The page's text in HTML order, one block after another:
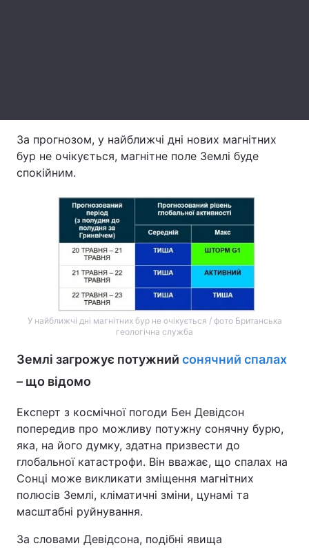
Тема оформлення
За прогнозом, у найближчі дні нових магнітних
бур не очікується, магнітне поле Землі буде
спокійним.
У найближчі дні магнітних бур не очікується / фото Британська
геологічна служба
Землі загрожує потужний сонячний спалах
– що відомо
Експерт з космічної погоди Бен Девідсон
попередив про можливу потужну сонячну бурю,
яка, на його думку, здатна призвести до
глобальної катастрофи. Він вважає, що спалах на
Сонці може викликати зміщення магнітних
полюсів Землі, кліматичні зміни, цунамі та
масштабні руйнування.
За словами Девідсона, подібні явища